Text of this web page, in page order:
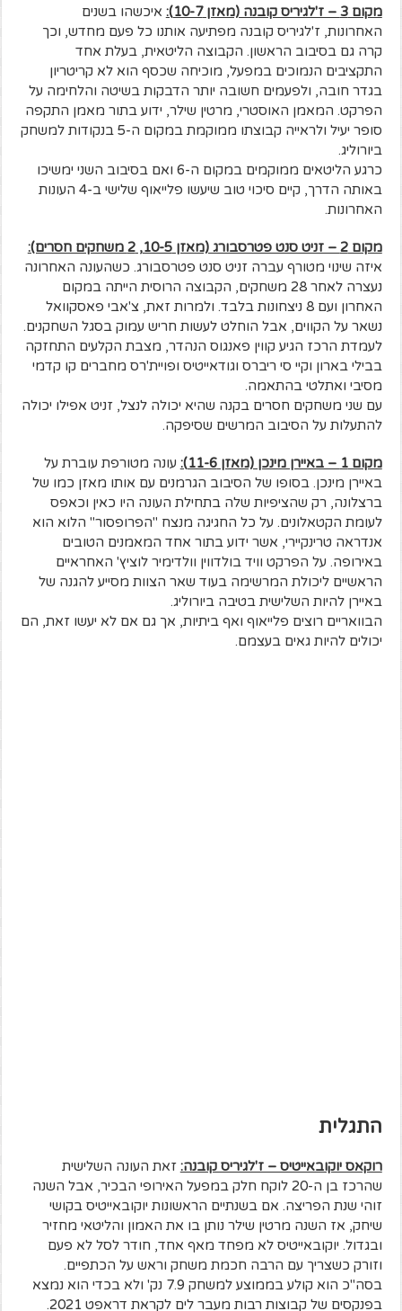
מקום 3 – ז'לגיריס קובנה (מאזן 10-7):
איכשהו בשנים
האחרונות, ז'לגיריס קובנה מפתיעה אותנו כל פעם מחדש, וכך
קרה גם בסיבוב הראשון. הקבוצה הליטאית, בעלת אחד
התקציבים הנמוכים במפעל, מוכיחה שכסף הוא לא קריטריון
בגדר חובה, ולפעמים חשובה יותר הדבקות בשיטה והלחימה על
הפרקט. המאמן האוסטרי, מרטין שילר, ידוע בתור מאמן התקפה
סופר יעיל ולראייה קבוצתו ממוקמת במקום ה-5 בנקודות למשחק
ביורוליג.
כרגע הליטאים ממוקמים במקום ה-6 ואם בסיבוב השני ימשיכו
באותה הדרך, קיים סיכוי טוב שיעשו פלייאוף שלישי ב-4 העונות
האחרונות.
מקום 2 – זניט סנט פטרסבורג (מאזן 10-5, 2 משחקים חסרים):
איזה שינוי מטורף עברה זניט סנט פטרסבורג. כשהעונה האחרונה
נעצרה לאחר 28 משחקים, הקבוצה הרוסית הייתה במקום
האחרון ועם 8 ניצחונות בלבד. ולמרות זאת, צ'אבי פאסקוואל
נשאר על הקווים, אבל הוחלט לעשות חריש עמוק בסגל השחקנים.
לעמדת הרכז הגיע קווין פאנגוס הנהדר, מצבת הקלעים התחזקה
בבילי בארון וקיי סי ריברס וגודאייטיס ופויית'רס מחברים קו קדמי
מסיבי ואתלטי בהתאמה.
עם שני משחקים חסרים בקנה שהיא יכולה לנצל, זניט אפילו יכולה
להתעלות על הסיבוב המרשים שסיפקה.
מקום 1 – באיירן מינכן (מאזן 11-6):
עונה מטורפת עוברת על
באיירן מינכן. בסופו של הסיבוב הגרמנים עם אותו מאזן כמו של
ברצלונה, רק שהציפיות שלה בתחילת העונה היו כאין וכאפס
לעומת הקטאלונים. על כל החגיגה מנצח "הפרופסור" הלוא הוא
אנדראה טרינקיירי, אשר ידוע בתור אחד המאמנים הטובים
באירופה. על הפרקט וויד בולדווין וולדימיר לוציץ' האחראיים
הראשיים ליכולת המרשימה בעוד שאר הצוות מסייע להגנה של
באיירן להיות השלישית בטיבה ביורוליג.
הבוואריים רוצים פלייאוף ואף ביתיות, אך גם אם לא יעשו זאת, הם
יכולים להיות גאים בעצמם.
התגלית
רוקאס יוקובאייטיס – ז'לגיריס קובנה: זאת העונה השלישית
שהרכז בן ה-20 לוקח חלק במפעל האירופי הבכיר, אבל השנה
זוהי שנת הפריצה. אם בשנתיים הראשונות יוקובאייטיס בקושי
שיחק, אז השנה מרטין שילר נותן בו את האמון והליטאי מחזיר
ובגדול. יוקובאייטיס לא מפחד מאף אחד, חודר לסל לא פעם
וזורק כשצריך עם הרבה חכמת משחק וראש על הכתפיים.
בסה"כ הוא קולע בממוצע למשחק 7.9 נק' ולא בכדי הוא נמצא
בפנקסים של קבוצות רבות מעבר לים לקראת דראפט 2021.